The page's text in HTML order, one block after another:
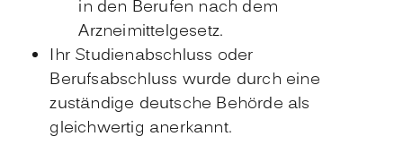
in den Berufen nach dem
Arzneimittelgesetz.
Ihr Studienabschluss oder
Berufsabschluss wurde durch eine
zuständige deutsche Behörde als
gleichwertig anerkannt.